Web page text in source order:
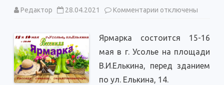
Редактор 28.04.2021 Комментарии к
владельцев
подсобных
и
народных
мастеров
отключены
Ярмарка состоится 15-16
мая в г. Усолье на площади
В.И.Елькина, перед зданием
по ул. Елькина, 14.